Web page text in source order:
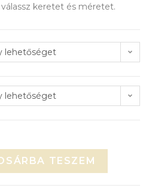
keretet és méretet.
lehetőséget
lehetőséget
TESZEM